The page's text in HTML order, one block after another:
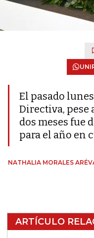
El pasado
Directiva, pese
dos meses fue
para el año en
NATHALIA MORALES
ARTÍCULO